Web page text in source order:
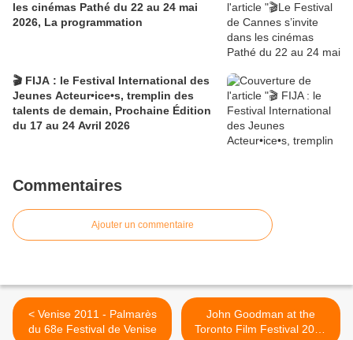
les cinémas Pathé du 22 au 24 mai
2026, La programmation
🎬 FIJA : le Festival International des
Jeunes Acteur•ice•s, tremplin des
talents de demain, Prochaine Édition
du 17 au 24 Avril 2026
Commentaires
Ajouter un commentaire
< Venise 2011 - Palmarès
du 68e Festival de Venise
John Goodman at the
Toronto Film Festival 2011